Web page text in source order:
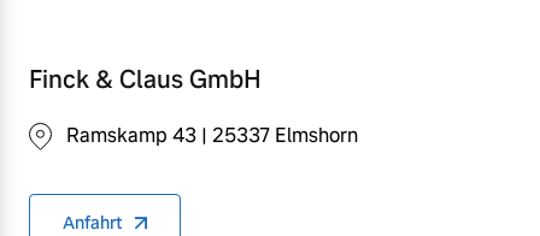
Finck & Claus GmbH
Ramskamp 43 | 25337 Elmshorn
Anfahrt